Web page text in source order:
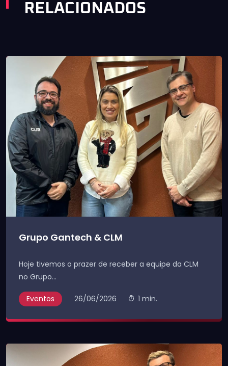
RELACIONADOS
Grupo Gantech & CLM
Hoje tivemos o prazer de receber a equipe da CLM
no Grupo...
Eventos 26/06/2026 1 min.